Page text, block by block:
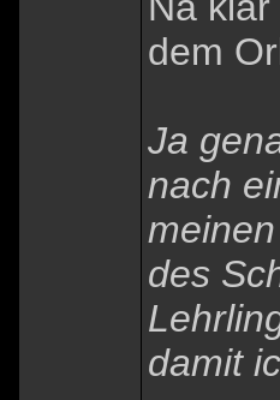
dem
Ja
nach
des
damit